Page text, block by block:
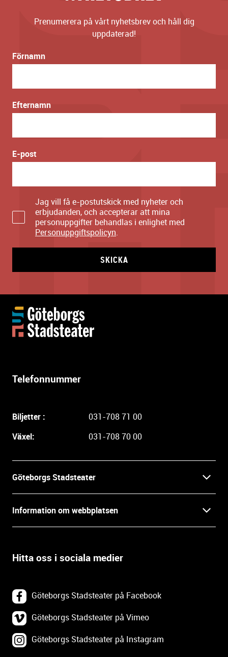
Prenumerera på vårt nyhetsbrev och håll dig
uppdaterad!
Förnamn
Efternamn
E-post
Jag vill få e-postutskick med nyheter och
erbjudanden, och accepterar att mina
personuppgifter behandlas i enlighet med
Personuppgiftspolicyn.
SKICKA
Telefonnummer
Biljetter :
031-708 71 00
Växel:
031-708 70 00
Göteborgs Stadsteater
Press
Öppettider
Backa Teater
Lediga tjänster
Information om webbplatsen
Villkor och integritet
Om webbplatsen
Tillgänglighetsredogörelse
Webbplatskarta
Hitta oss i sociala medier
Göteborgs Stadsteater på Facebook
Göteborgs Stadsteater på Vimeo
Göteborgs Stadsteater på Instagram